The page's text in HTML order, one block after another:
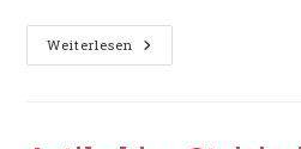
Weiterlesen PSYCHOLOGIE
HEUTE